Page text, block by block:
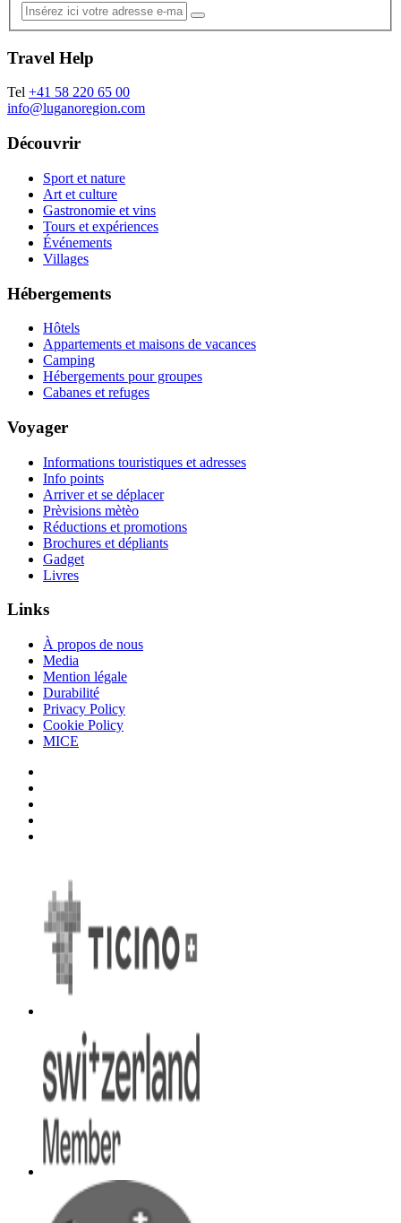
Travel Help
Tel +41 58 220 65 00
info@luganoregion.com
Découvrir
Sport et nature
Art et culture
Gastronomie et vins
Tours et expériences
Événements
Villages
Hébergements
Hôtels
Appartements et maisons de vacances
Camping
Hébergements pour groupes
Cabanes et refuges
Voyager
Informations touristiques et adresses
Info points
Arriver et se déplacer
Prèvisions mètèo
Réductions et promotions
Brochures et dépliants
Gadget
Livres
Links
À propos de nous
Media
Mention légale
Durabilité
Privacy Policy
Cookie Policy
MICE